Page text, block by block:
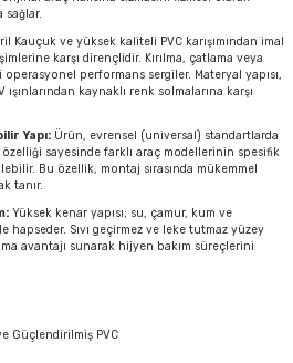
sağlar.
Kauçuk ve yüksek kaliteli PVC karışımından imal
karşı dirençlidir. Kırılma, çatlama veya
performans sergiler. Materyal yapısı,
kaynaklı renk solmalarına karşı
Yapı: Ürün, evrensel (universal) standartlarda
sayesinde farklı araç modellerinin spesifik
Bu özellik, montaj sırasında mükemmel
tanır.
Yüksek kenar yapısı; su, çamur, kum ve
hapseder. Sıvı geçirmez ve leke tutmaz yüzey
avantajı sunarak hijyen bakım süreçlerini
Güçlendirilmiş PVC